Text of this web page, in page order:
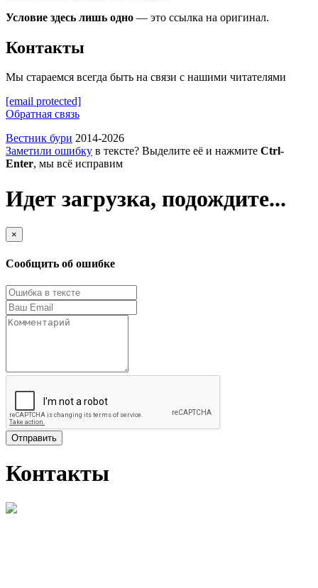
Условие здесь лишь одно — это ссылка на оригинал.
Контакты
Мы стараемся всегда быть на связи с нашими читателями
[email protected]
Обратная связь
Вестник бури 2014-2026
Заметили ошибку в тексте? Выделите её и нажмите Ctrl-
Enter, мы всё исправим
Идет загрузка, подождите...
×
Сообщить об ошибке
Отправить
Контакты